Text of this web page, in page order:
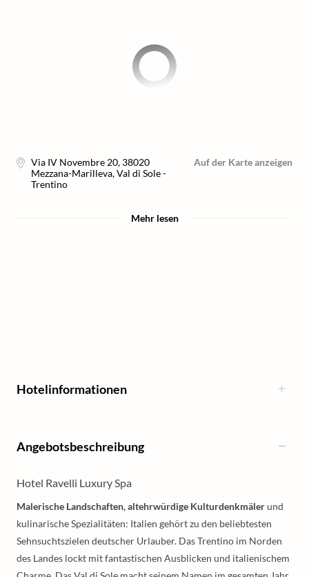
Via IV Novembre 20, 38020
Mezzana-Marilleva, Val di Sole -
Trentino
Auf der Karte anzeigen
Mehr lesen
Hotelinformationen
Angebotsbeschreibung
Hotel Ravelli Luxury Spa
Malerische Landschaften, altehrwürdige Kulturdenkmälerund
kulinarische Spezialitäten: Italien gehört zu den beliebtesten
Sehnsuchtszielen deutscher Urlauber. Das Trentino im Norden
des Landes lockt mit fantastischen Ausblicken und italienischem